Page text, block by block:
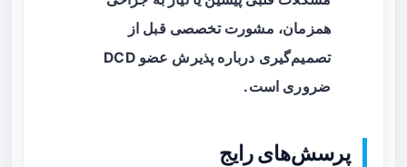
همزمان، مشورت تخصصی قبل از
تصمیم‌گیری درباره پذیرش عضو DCD
ضروری است.
پرسش‌های رایج